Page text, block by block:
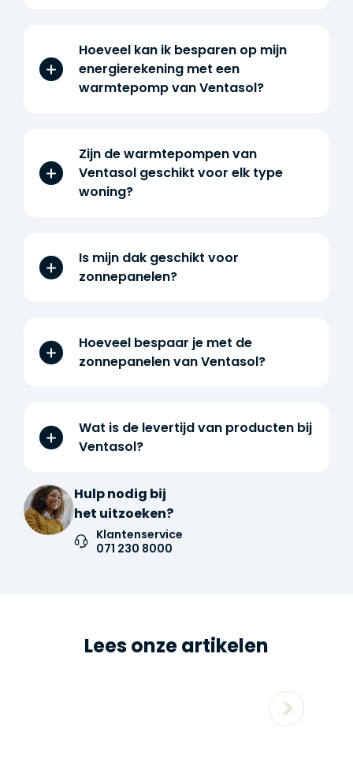
Hoeveel kan ik besparen op mijn
energierekening met een
warmtepomp van Ventasol?
Zijn de warmtepompen van
Ventasol geschikt voor elk type
woning?
Is mijn dak geschikt voor
zonnepanelen?
Hoeveel bespaar je met de
zonnepanelen van Ventasol?
Wat is de levertijd van producten bij
Ventasol?
Hulp nodig bij
het uitzoeken?
Klantenservice
071 230 8000
Lees onze artikelen